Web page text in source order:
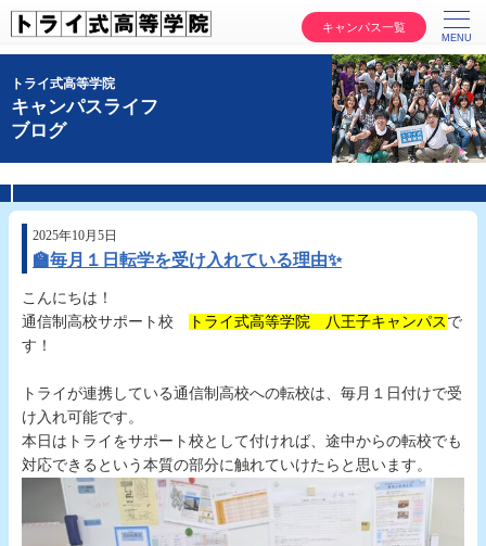
キャンパス一覧
トライ式高等学院
キャンパスライフ
ブログ
2025年10月5日
🏫毎月１日転学を受け入れている理由✨
こんにちは！
通信制高校サポート校
トライ式高等学院 八王子キャンパス で
す！
トライが連携している通信制高校への転校は、毎月１日付けで受
け入れ可能です。
本日はトライをサポート校として付ければ、途中からの転校でも
対応できるという本質の部分に触れていけたらと思います。